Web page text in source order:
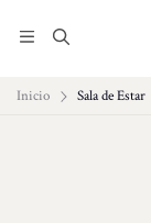
Inicio Sala de Estar